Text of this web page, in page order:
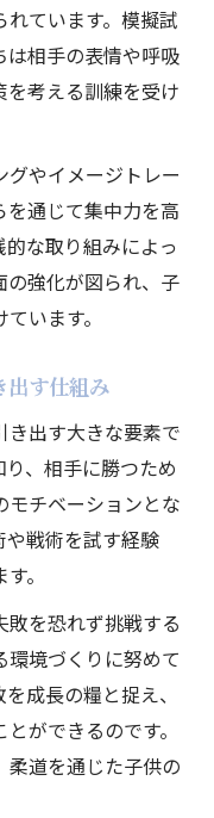
ています。模擬試
相手の表情や呼吸
考える訓練を受け
グやイメージトレー
通じて集中力を高
な取り組みによっ
の強化が図られ、子
います。
出す仕組み
出す大きな要素で
、相手に勝つため
モチベーションとな
や戦術を試す経験
。
を恐れず挑戦する
境づくりに努めて
成長の糧と捉え、
ができるのです。
道を通じた子供の